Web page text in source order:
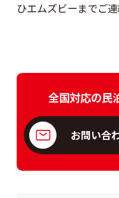
ひエムズビーまでご連
全国対応の民
お問い合